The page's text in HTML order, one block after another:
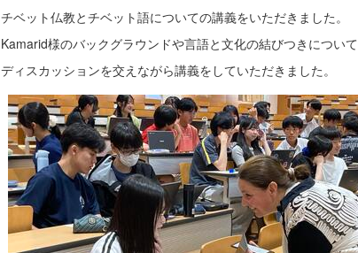
チベット仏教とチベット語についての講義をいただきました。
Kamarid様のバックグラウンドや言語と文化の結びつきについて
ディスカッションを交えながら講義をしていただきました。